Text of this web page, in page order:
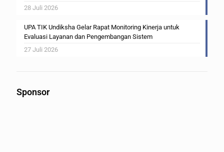
28 Juli 2026
UPA TIK Undiksha Gelar Rapat Monitoring Kinerja untuk
Evaluasi Layanan dan Pengembangan Sistem
27 Juli 2026
Sponsor